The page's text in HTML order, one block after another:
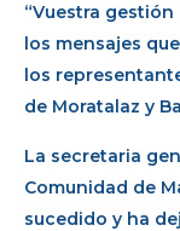
“Vuestra gestión
los mensajes
los
de Moratalaz y
La secretaria
Comunidad de
sucedido y ha